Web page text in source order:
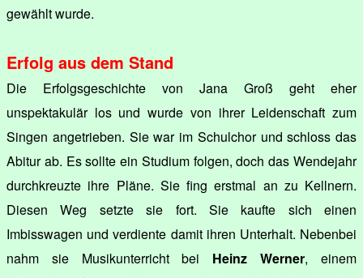
gewählt wurde.
Erfolg aus dem Stand
Die Erfolgsgeschichte von Jana Groß geht eher
unspektakulär los und wurde von ihrer Leidenschaft zum
Singen angetrieben. Sie war im Schulchor und schloss das
Abitur ab. Es sollte ein Studium folgen, doch das Wendejahr
durchkreuzte ihre Pläne. Sie fing erstmal an zu Kellnern.
Diesen Weg setzte sie fort. Sie kaufte sich einen
Imbisswagen und verdiente damit ihren Unterhalt. Nebenbei
nahm sie Musikunterricht bei Heinz Werner, einem